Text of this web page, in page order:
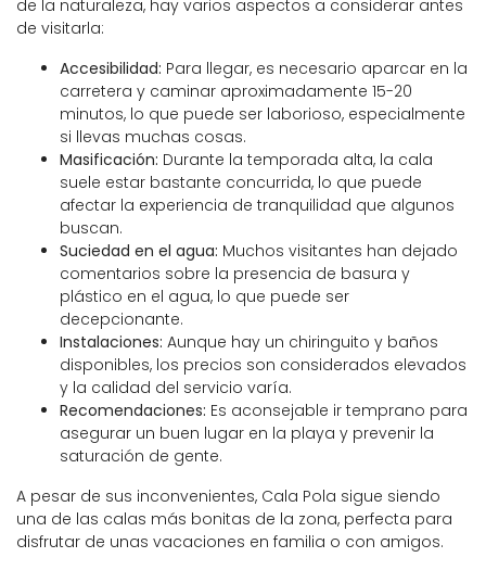
de la naturaleza, hay varios aspectos a considerar antes
de visitarla:
Accesibilidad: Para llegar, es necesario aparcar en la
carretera y caminar aproximadamente 15-20
minutos, lo que puede ser laborioso, especialmente
si llevas muchas cosas.
Masificación: Durante la temporada alta, la cala
suele estar bastante concurrida, lo que puede
afectar la experiencia de tranquilidad que algunos
buscan.
Suciedad en el agua: Muchos visitantes han dejado
comentarios sobre la presencia de basura y
plástico en el agua, lo que puede ser
decepcionante.
Instalaciones: Aunque hay un chiringuito y baños
disponibles, los precios son considerados elevados
y la calidad del servicio varía.
Recomendaciones: Es aconsejable ir temprano para
asegurar un buen lugar en la playa y prevenir la
saturación de gente.
A pesar de sus inconvenientes, Cala Pola sigue siendo
una de las calas más bonitas de la zona, perfecta para
disfrutar de unas vacaciones en familia o con amigos.